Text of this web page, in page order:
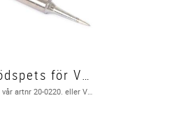
Lödspets för VTSS220